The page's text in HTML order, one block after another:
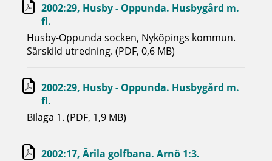
2002:29, Husby - Oppunda. Husbygård m.
fl.
Husby-Oppunda socken, Nyköpings kommun.
Särskild utredning. (PDF, 0,6 MB)
2002:29, Husby - Oppunda. Husbygård m.
fl.
Bilaga 1. (PDF, 1,9 MB)
2002:17, Ärila golfbana. Arnö 1:3.